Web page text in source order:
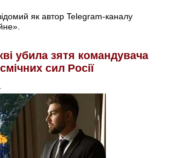
як автор Telegram-каналу
убила зятя командувача
сил Росії